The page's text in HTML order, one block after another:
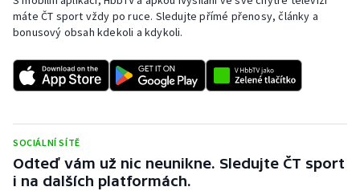
Sportovní střelba
Stolní tenis
Veslování
Vodní slalom
máte ČT sport vždy po ruce. Sledujte přímé přenosy, články a
bonusový obsah kdekoli a kdykoli.
SOCIÁLNÍ SÍTĚ
Odteď vám už nic neunikne. Sledujte ČT sport
i na dalších platformách.